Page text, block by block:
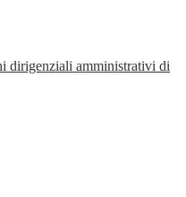
dirigenziali amministrativi di